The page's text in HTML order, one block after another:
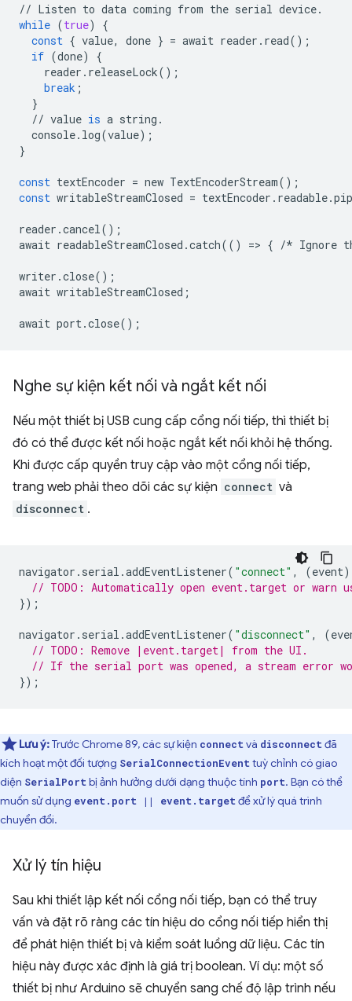
// Listen to data coming from the serial device.
while (true)
{
const { value, done } = await reader . read();
if (done)
{
reader . releaseLock();
break ;
}
// value is a string .
console. log(value);
}
const textEncoder = new TextEncoderStream();
const writableStreamClosed = textEncoder . readable.
reader .cancel();
await readableStreamClosed .catch(() => { /* Ignore
writer .close();
await writableStreamClosed ;
await port.close();
Nghe sự kiện kết nối và ngắt kết nối
Nếu một thiết bị USB cung cấp cổng nối tiếp, thì thiết bị
đó có thể được kết nối hoặc ngắt kết nối khỏi hệ thống.
Khi được cấp quyền truy cập vào một cổng nối tiếp,
trang web phải theo dõi các sự kiện connect và
disconnect .
navigator . serial .addEventListener( "connect" , (event)
// TODO: Automatically open event.target or
});
navigator . serial .addEventListener( "disconnect" , (
// TODO: Remove |event.target| from the UI.
// If the serial port was opened, a stream error
});
Lưu ý:Trước Chrome 89, các sự kiện connect và disconnect đã
kích hoạt một đối tượng SerialConnectionEvent tuỳ chỉnh có giao
diện SerialPort bị ảnh hưởng dưới dạng thuộc tính port. Bạn có thể
muốn sử dụng event.port || event.target để xử lý quá trình
chuyển đổi.
Xử lý tín hiệu
Sau khi thiết lập kết nối cổng nối tiếp, bạn có thể truy
vấn và đặt rõ ràng các tín hiệu do cổng nối tiếp hiển thị
để phát hiện thiết bị và kiểm soát luồng dữ liệu. Các tín
hiệu này được xác định là giá trị boolean. Ví dụ: một số
thiết bị như Arduino sẽ chuyển sang chế độ lập trình nếu